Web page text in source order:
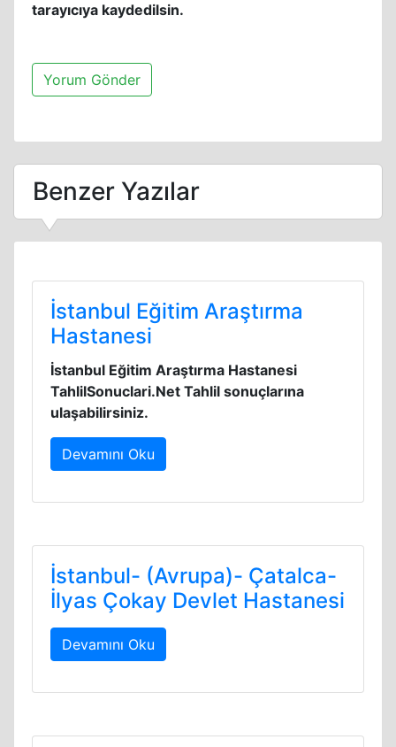
tarayıcıya kaydedilsin.
Benzer Yazılar
İstanbul Eğitim Araştırma
Hastanesi
İstanbul Eğitim Araştırma Hastanesi
TahlilSonuclari.Net Tahlil sonuçlarına
ulaşabilirsiniz.
Devamını Oku
İstanbul- (Avrupa)- Çatalca-
İlyas Çokay Devlet Hastanesi
Devamını Oku